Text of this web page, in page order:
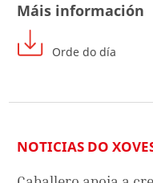
Máis información
Orde do día
NOTICIAS DO